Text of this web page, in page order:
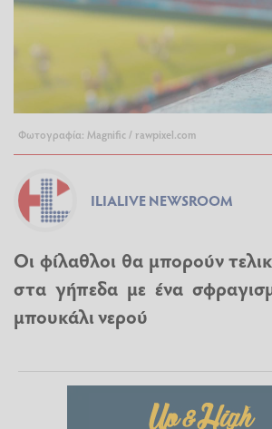
Φωτογραφία: Magnific / rawpixel.com
ILIALIVE NEWSROOM
Οι φίλαθλοι θα μπορούν
στα γήπεδα με ένα
μπουκάλι νερού